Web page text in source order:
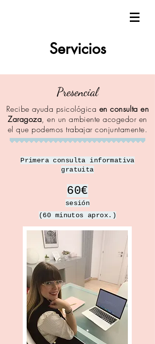
Servicios
Presencial
Recibe ayuda psicológica en consulta en
Zaragoza, en un ambiente acogedor en
el que podemos trabajar conjuntamente.
Primera consulta informativa
gratuita
60€
sesión
(60 minutos aprox.)